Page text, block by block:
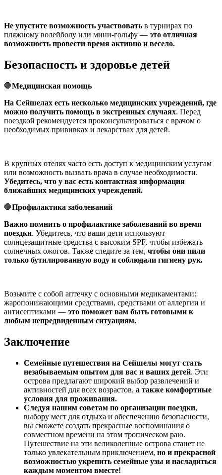
Не упустите возможность участвовать в турнирах по
пляжному волейболу или мини-гольфу — это отличная
возможность провести время активно и весело.
Безопасность и здоровье детей
🛑Медицинская помощь
На Сейшелах есть несколько медицинских учреждений, где
можно получить помощь в экстренных случаях. Перед
поездкой рекомендуется проконсультироваться с врачом о
необходимых прививках и лекарствах для детей.
В крупных отелях часто есть доступ к медицинским услугам
или возможность вызвать врача в случае необходимости.
Убедитесь, что у вас есть контактная информация
ближайших медицинских учреждений.
🛑Профилактика заболеваний
Важно помнить о профилактике заболеваний во время
поездки. Убедитесь, что ваши дети используют
солнцезащитные средства с высоким SPF, чтобы избежать
солнечных ожогов. Также следите за тем, чтобы они пили
только бутилированную воду и соблюдали гигиену рук.
Возьмите с собой аптечку с основными медикаментами:
жаропонижающими средствами, средствами от аллергии и
антисептиками — это поможет вам быть готовыми к
любым непредвиденным ситуациям.
Заключение
Семейные путешествия на Сейшелы могут стать
незабываемым опытом для вас и ваших детей. Эти
острова предлагают широкий выбор развлечений и
активностей для всех возрастов, а также комфортные
условия для проживания.
Следуя нашим советам по организации поездки,
выбору мест для отдыха и обеспечению безопасности,
вы сможете создать прекрасные воспоминания о
совместном времени на этом тропическом раю.
Путешествие на эти великолепные острова станет не
только увлекательным приключением, но и прекрасной
возможностью укрепить семейные узы и насладиться
каждым моментом вместе!